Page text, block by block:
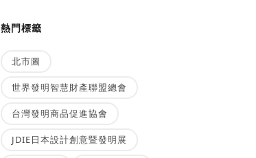
熱門標籤
北市圖
世界發明智慧財產聯盟總會
台灣發明商品促進協會
JDIE日本設計創意暨發明展